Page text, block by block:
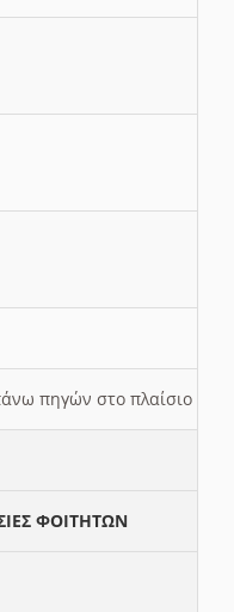
πηγών στο πλαίσιο
ΦΟΙΤΗΤΩΝ